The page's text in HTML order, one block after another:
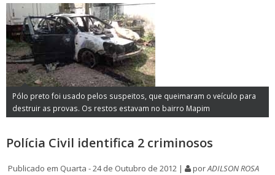
Pólo preto foi usado pelos suspeitos, que queimaram o veículo para
destruir as provas. Os restos estavam no bairro Mapim
Polícia Civil identifica 2 criminosos
Publicado em Quarta - 24 de Outubro de 2012 | porADILSON ROSA